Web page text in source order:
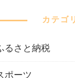
んのそ
成塾に
動とと